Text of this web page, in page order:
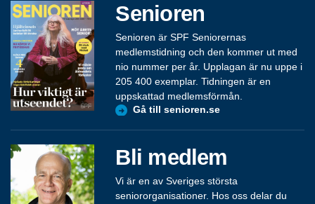
Senioren
Senioren är SPF Seniorernas
medlemstidning och den kommer ut med
nio nummer per år. Upplagan är nu uppe i
205 400 exemplar. Tidningen är en
uppskattad medlemsförmån.
Gå till senioren.se
Bli medlem
Vi är en av Sveriges största
seniororganisationer. Hos oss delar du